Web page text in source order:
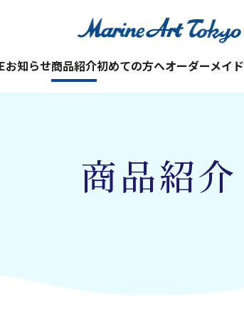
お知らせ商品紹介初めての方へオーダーメイド
商品紹介